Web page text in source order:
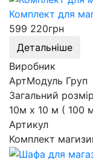
Комплект для
599 220грн
Детальніше
Виробник
АртМодуль Груп
Загальний розмір
10м х 10 м ( 100
Артикул
Комплект